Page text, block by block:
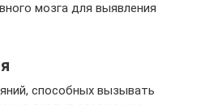
мозга для выявления
способных вызывать